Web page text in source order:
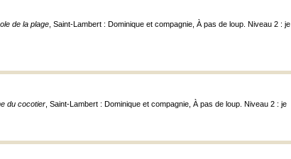
de la plage , Saint-Lambert : Dominique et compagnie, À pas de loup. Niveau 2 : je
du cocotier , Saint-Lambert : Dominique et compagnie, À pas de loup. Niveau 2 : je